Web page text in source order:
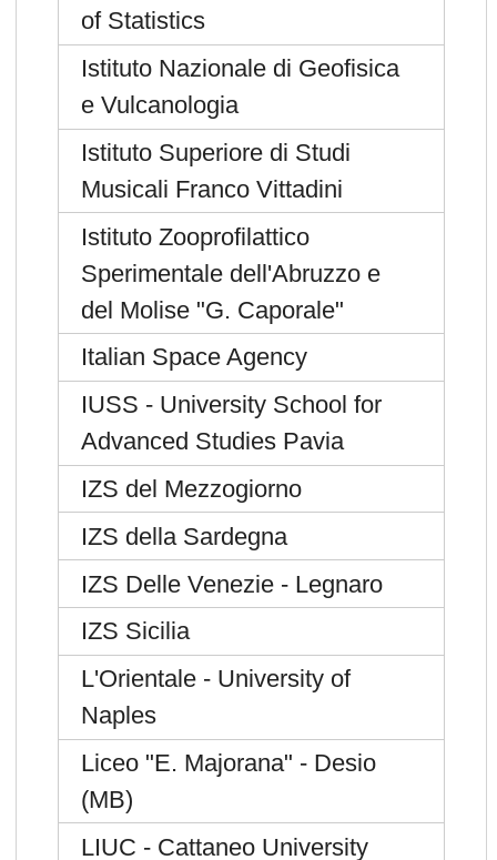
of Statistics
Istituto Nazionale di Geofisica
e Vulcanologia
Istituto Superiore di Studi
Musicali Franco Vittadini
Istituto Zooprofilattico
Sperimentale dell'Abruzzo e
del Molise "G. Caporale"
Italian Space Agency
IUSS - University School for
Advanced Studies Pavia
IZS del Mezzogiorno
IZS della Sardegna
IZS Delle Venezie - Legnaro
IZS Sicilia
L'Orientale - University of
Naples
Liceo "E. Majorana" - Desio
(MB)
LIUC - Cattaneo University